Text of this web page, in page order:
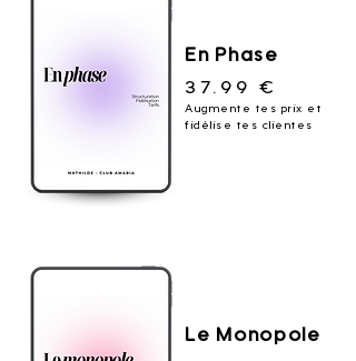
En Phase
37.99 €
Augmente tes prix et
fidélise tes clientes
Le Monopole